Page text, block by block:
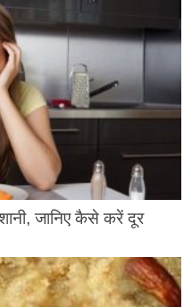
जानिए कैसे करें दूर